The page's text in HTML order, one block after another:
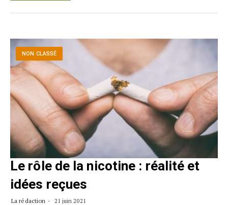
NON CLASSÉ
Le rôle de la nicotine : réalité et
idées reçues
La rédaction 21 juin 2021